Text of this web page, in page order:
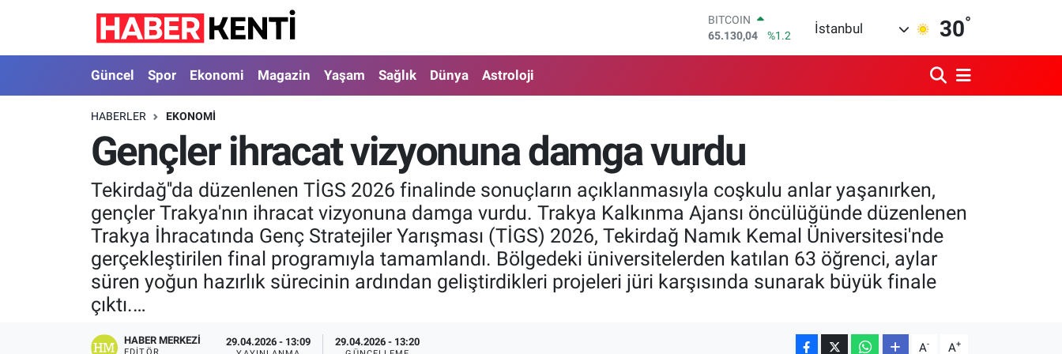
DOLAR
47,7106
%0.17
EURO
6618.49
BİST100
13.773
İstanbul 30°
Güncel Spor Ekonomi Magazin Yaşam Sağlık Dünya Astroloji
HABERLER EKONOMI
Gençler ihracat vizyonuna damga vurdu
Tekirdağ''da düzenlenen TİGS 2026 finalinde sonuçların açıklanmasıyla coşkulu anlar yaşanırken,
gençler Trakya'nın ihracat vizyonuna damga vurdu. Trakya Kalkınma Ajansı öncülüğünde düzenlenen
Trakya İhracatında Genç Stratejiler Yarışması (TİGS) 2026, Tekirdağ Namık Kemal Üniversitesi'nde
gerçekleştirilen final programıyla tamamlandı. Bölgedeki üniversitelerden katılan 63 öğrenci, aylar
süren yoğun hazırlık sürecinin ardından geliştirdikleri projeleri jüri karşısında sunarak büyük finale
çıktı.…
HABER MERKEZI
EDITÖR
29.04.2026 - 13:09 29.04.2026 - 13:20 A- A+
Güncel
Spor
Ekonomi
Magazin
Astroloji
Nöbetçi Eczaneler
Hava Durumu
İstanbul Namaz Vakitleri
Trafik Durumu
Süper Lig Puan Durumu ve Fikstür
Tüm Manşetler
Son Dakika Haberleri
Haber Arşivi